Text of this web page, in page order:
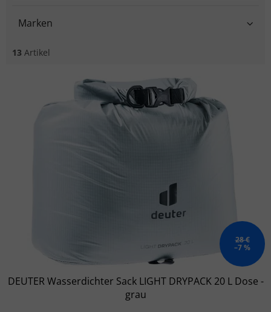
Marken
13 Artikel
Liste der Produkte
28 €
–7 %
DEUTER Wasserdichter Sack LIGHT DRYPACK 20 L Dose -
grau